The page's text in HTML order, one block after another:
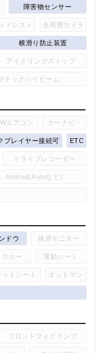
障害物センサー
ドレスト 全周囲カメラ
横滑り防止装置
アイドリングストップ
チックハイビーム
Wエアコン カーナビ：
プレイヤー接続可 ETC
ドライブレコーダー
Android Autoなど）
ドウ 後席モニター
スルー 電動シート
ットシート オットマン
フロントフォグランプ